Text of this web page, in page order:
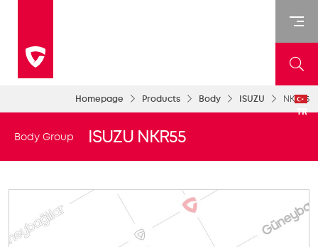
TR
Homepage Products Body ISUZU NKR55
Body Group ISUZU NKR55